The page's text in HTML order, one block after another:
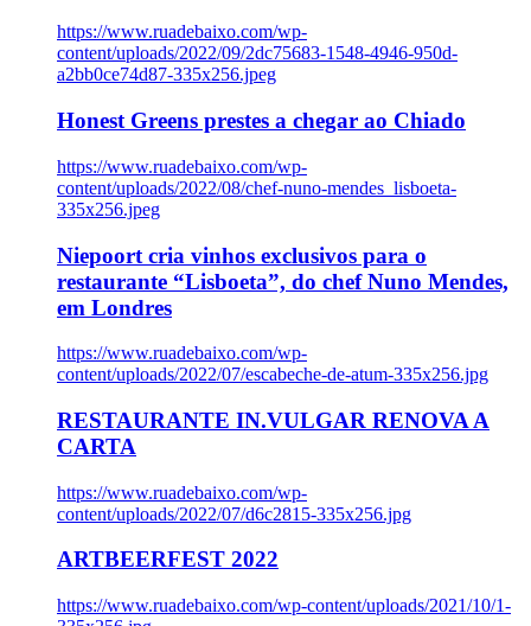
https://www.ruadebaixo.com/wp-
content/uploads/2022/09/2dc75683-1548-4946-950d-
a2bb0ce74d87-335x256.jpeg
Honest Greens prestes a chegar ao Chiado
https://www.ruadebaixo.com/wp-
content/uploads/2022/08/chef-nuno-mendes_lisboeta-
335x256.jpeg
Niepoort cria vinhos exclusivos para o
restaurante “Lisboeta”, do chef Nuno Mendes,
em Londres
https://www.ruadebaixo.com/wp-
content/uploads/2022/07/escabeche-de-atum-335x256.jpg
RESTAURANTE IN.VULGAR RENOVA A
CARTA
https://www.ruadebaixo.com/wp-
content/uploads/2022/07/d6c2815-335x256.jpg
ARTBEERFEST 2022
https://www.ruadebaixo.com/wp-content/uploads/2021/10/1-